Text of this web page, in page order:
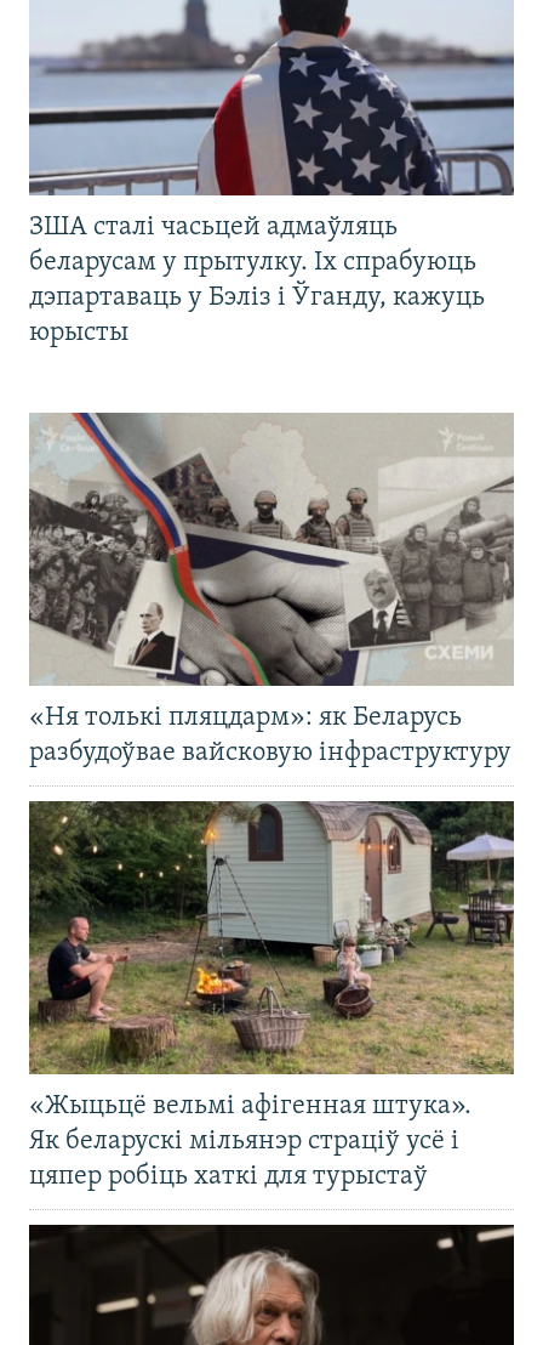
ЗША сталі часьцей адмаўляць
беларусам у прытулку. Іх спрабуюць
дэпартаваць у Бэліз і Ўганду, кажуць
юрысты
«Ня толькі пляцдарм»: як Беларусь
разбудоўвае вайсковую інфраструктуру
«Жыцьцё вельмі афігенная штука».
Як беларускі мільянэр страціў усё і
цяпер робіць хаткі для турыстаў